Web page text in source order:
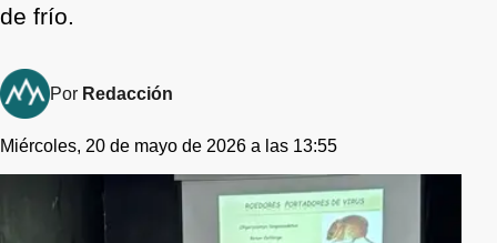
de frío.
Por Redacción
Miércoles, 20 de mayo de 2026 a las 13:55